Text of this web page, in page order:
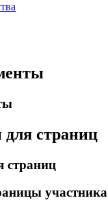
страниц
страниц
участника